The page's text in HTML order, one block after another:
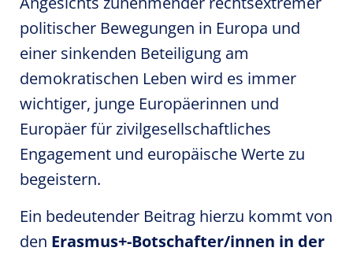
politischer Bewegungen in Europa und
einer sinkenden Beteiligung am
demokratischen Leben wird es immer
wichtiger, junge Europäerinnen und
Europäer für zivilgesellschaftliches
Engagement und europäische Werte zu
begeistern.
Ein bedeutender Beitrag hierzu kommt von
den Erasmus+-Botschafter/innen in der